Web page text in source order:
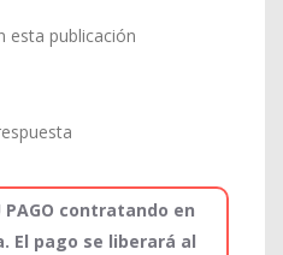
esta publicación
PAGO contratando en
El pago se liberará al